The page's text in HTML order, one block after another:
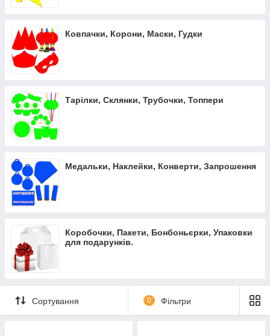
Ковпачки, Корони, Маски, Гудки
Тарілки, Склянки, Трубочки, Топпери
Медальки, Наклейки, Конверти, Запрошення
Коробочки, Пакети, Бонбоньєрки, Упаковки
для подарунків.
Сортування 0 Фільтри